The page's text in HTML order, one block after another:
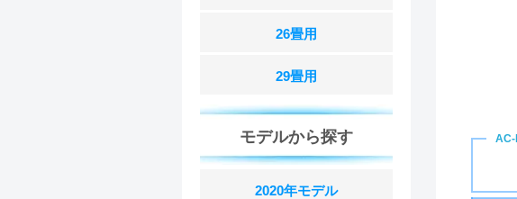
26畳用
29畳用
モデルから探す
2020年モデル